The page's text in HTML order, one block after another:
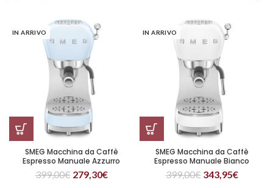
IN ARRIVO
SMEG Macchina da Caffè
Espresso Manuale Azzurro
399,00€ 279,30€
IN ARRIVO
SMEG Macchina da Caffè
Espresso Manuale Bianco
399,00€ 343,95€